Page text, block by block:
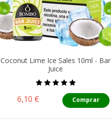
Coconut Lime Ice Sales 10ml - Bar
Juice
Precio
6,10 € Comprar